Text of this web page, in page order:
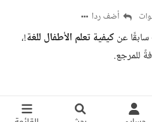
أضف ردا
عنكيفية تعلم الأطفال للغة!،
للمرجع.